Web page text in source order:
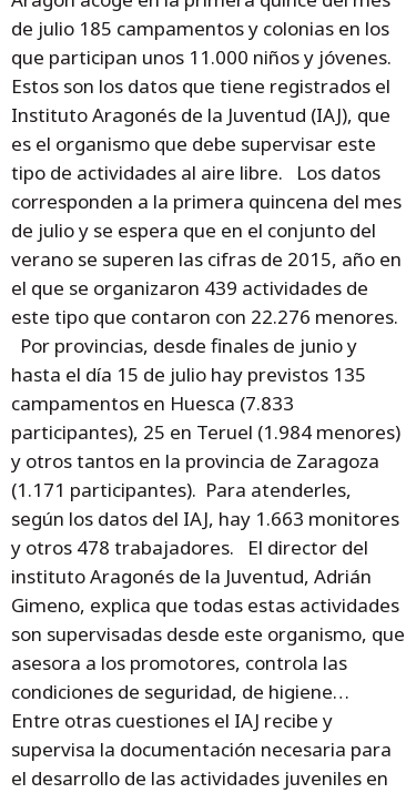
de julio 185 campamentos y colonias en los
que participan unos 11.000 niños y jóvenes.
Estos son los datos que tiene registrados el
Instituto Aragonés de la Juventud (IAJ), que
es el organismo que debe supervisar este
tipo de actividades al aire libre. Los datos
corresponden a la primera quincena del mes
de julio y se espera que en el conjunto del
verano se superen las cifras de 2015, año en
el que se organizaron 439 actividades de
este tipo que contaron con 22.276 menores.
Por provincias, desde finales de junio y
hasta el día 15 de julio hay previstos 135
campamentos en Huesca (7.833
participantes), 25 en Teruel (1.984 menores)
y otros tantos en la provincia de Zaragoza
(1.171 participantes). Para atenderles,
según los datos del IAJ, hay 1.663 monitores
y otros 478 trabajadores. El director del
instituto Aragonés de la Juventud, Adrián
Gimeno, explica que todas estas actividades
son supervisadas desde este organismo, que
asesora a los promotores, controla las
condiciones de seguridad, de higiene…
Entre otras cuestiones el IAJ recibe y
supervisa la documentación necesaria para
el desarrollo de las actividades juveniles en